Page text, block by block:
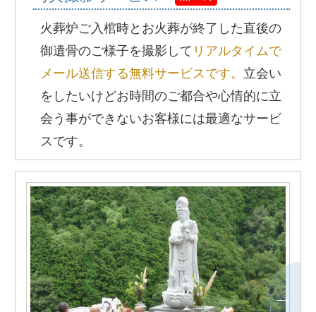
火葬炉ご入棺時とお火葬が終了した直後の
御遺骨のご様子を撮影して リアルタイムで
メール送信する無料サービスです。 立会い
をしたいけどお時間のご都合や心情的に立
会う事ができないお客様には最適なサービ
スです。